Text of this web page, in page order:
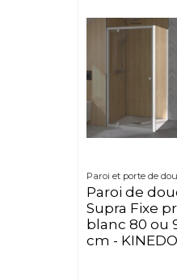
Paroi et porte de
Paroi de
Supra Fixe
blanc 80 ou
cm - KINEDO